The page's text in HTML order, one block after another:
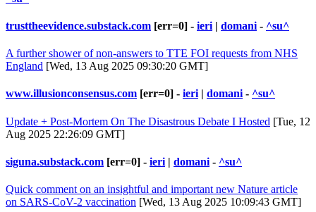
trusttheevidence.substack.com [err=0] - ieri | domani - ^su^
A further shower of non-answers to TTE FOI requests from NHS
England [Wed, 13 Aug 2025 09:30:20 GMT]
www.illusionconsensus.com [err=0] - ieri | domani - ^su^
Update + Post-Mortem On The Disastrous Debate I Hosted [Tue, 12
Aug 2025 22:26:09 GMT]
siguna.substack.com [err=0] - ieri | domani - ^su^
Quick comment on an insightful and important new Nature article
on SARS-CoV-2 vaccination [Wed, 13 Aug 2025 10:09:43 GMT]